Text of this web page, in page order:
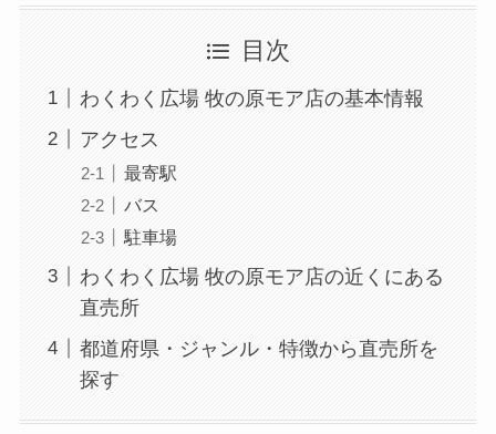
目次
わくわく広場 牧の原モア店の基本情報
アクセス
最寄駅
バス
駐車場
わくわく広場 牧の原モア店の近くにある
直売所
都道府県・ジャンル・特徴から直売所を
探す